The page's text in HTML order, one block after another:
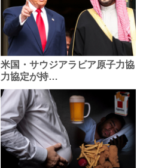
米国・サウジアラビア原子力協
力協定が持…